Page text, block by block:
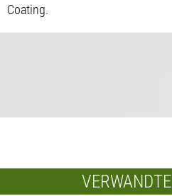
Coating.
VERWANDTE